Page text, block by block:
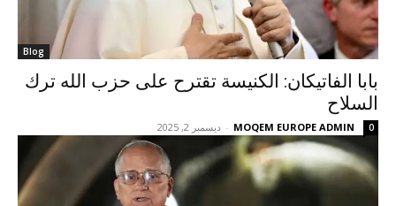
Blog
بابا الفاتيكان: الكنيسة تقترح على حزب الله ترك
السلاح
MOQEM EUROPE ADMIN
- ديسمبر 2, 2025 0